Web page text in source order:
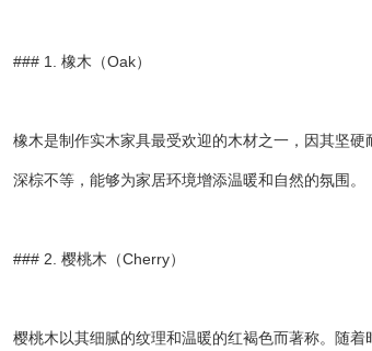
### 1. 橡木（Oak）
橡木是制作实木家具最受欢迎的木材之一，因其坚
深棕不等，能够为家居环境增添温暖和自然的氛围。
### 2. 樱桃木（Cherry）
樱桃木以其细腻的纹理和温暖的红褐色而著称。随